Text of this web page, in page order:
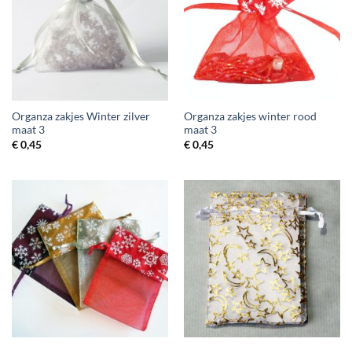
Organza zakjes Winter zilver
maat 3
€0,45
Organza zakjes winter rood
maat 3
€0,45